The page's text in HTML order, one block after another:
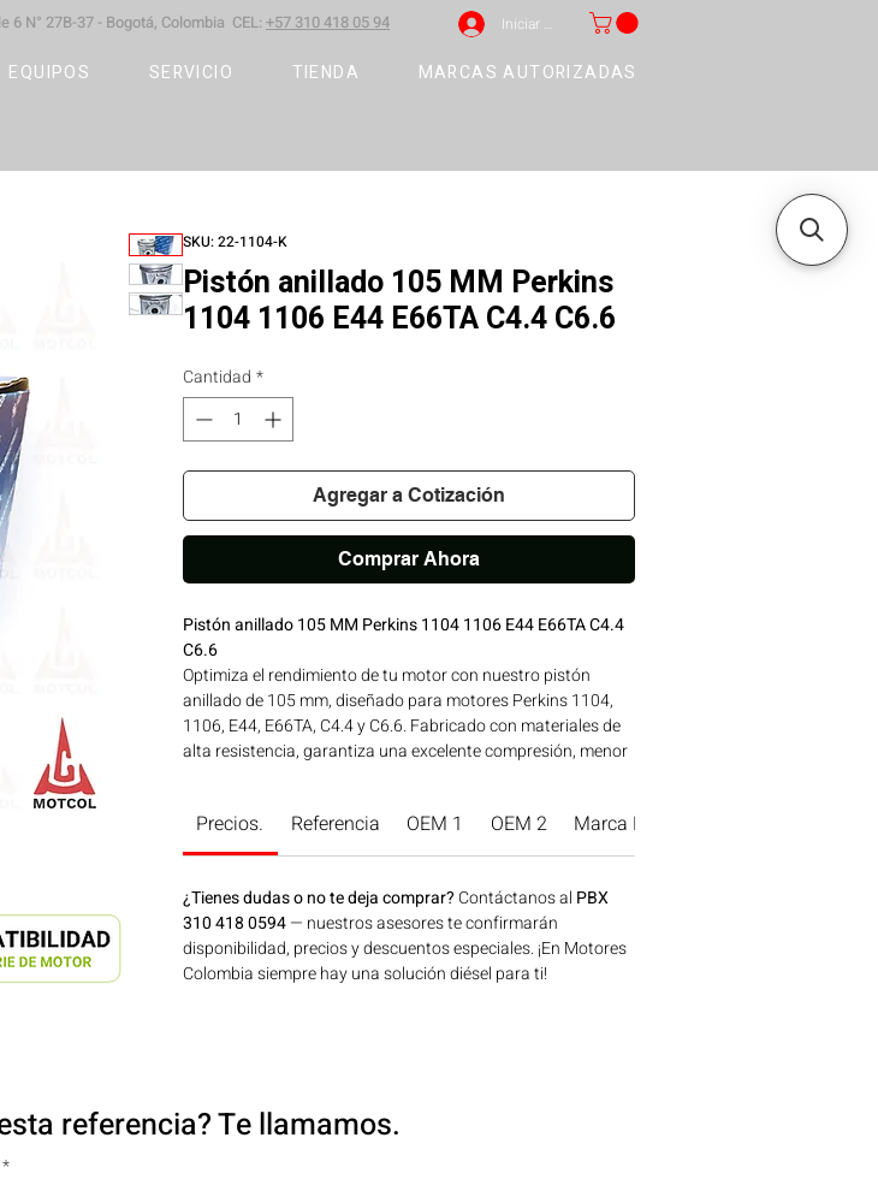
6 N° 27B-37 - Bogotá, Colombia CEL: +57 310 418 05 94 Iniciar sesión
EQUIPOS SERVICIO TIENDA MARCAS AUTORIZADAS
SKU: 22-1104-K
Pistón anillado 105 MM Perkins
1104 1106 E44 E66TA C4.4 C6.6
Cantidad *
Agregar a Cotización
Comprar Ahora
Pistón anillado 105 MM Perkins 1104 1106 E44 E66TA C4.4
C6.6
Optimiza el rendimiento de tu motor con nuestro pistón
anillado de 105 mm, diseñado para motores Perkins 1104,
1106, E44, E66TA, C4.4 y C6.6. Fabricado con materiales de
alta resistencia, garantiza una excelente compresión, menor
y reparación, este pistón es la elección perfecta para
prolongar la vida útil de tu motor y mantener su potencia
construcción, minería y generación de energía disponible en
Bogotá, Colombia. Consíguelo ahora en Motores Colombia.
Precios. Referencia OEM 1 OEM 2 Marca Producto.
¿Tienes dudas o no te deja comprar? Contáctanos al PBX
310 418 0594— nuestros asesores te confirmarán
disponibilidad, precios y descuentos especiales. ¡En Motores
Colombia siempre hay una solución diésel para ti!
referencia? Te llamamos.
*